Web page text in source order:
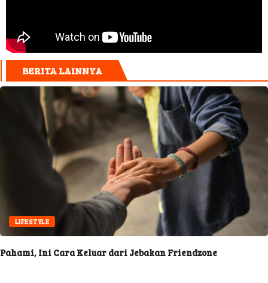
BERITA LAINNYA
Keluar dari Jebakan Friendzone
LIFESTYLE
Cara Jitu